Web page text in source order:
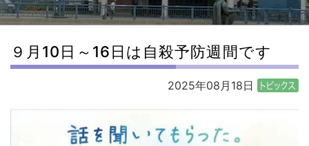
９月10日～16日は自殺予防週間です
2025年08月18日